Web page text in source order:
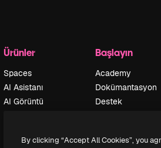
Ürünler
Spaces
AI Asistanı
AI Görüntü
oluşturucu
Başlayın
Academy
Dokümantasyon
Destek
Orijinaller
Yeni
By clicking “Accept All Cookies”, you